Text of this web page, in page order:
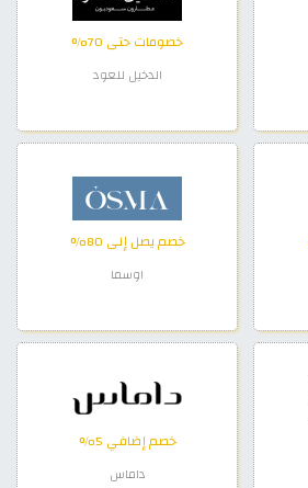
خصومات حتى 70%
الدخيل للعود
خصم يصل إلى 80%
اوسما
خصم إضافي 5%
داماس